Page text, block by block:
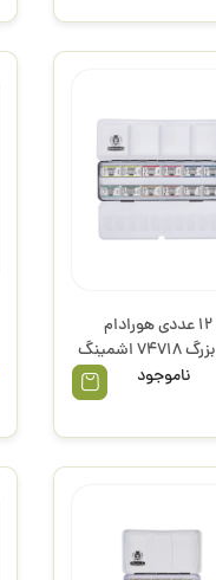
آبرنگ 12 عددی هورادام
اشمینگ
ناموجود